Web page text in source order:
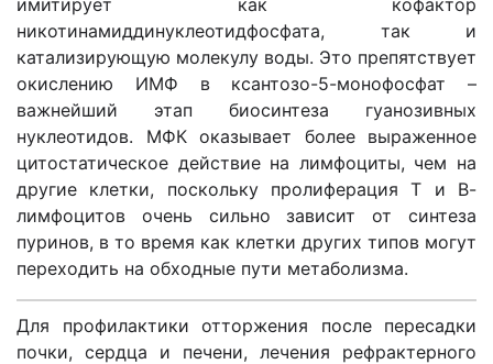
имитирует как кофактор
никотинамиддинуклеотидфосфата, так и
катализирующую молекулу воды. Это препятствует
окислению ИМФ в ксантозо-5-монофосфат –
важнейший этап биосинтеза гуанозивных
нуклеотидов. МФК оказывает более выраженное
цитостатическое действие на лимфоциты, чем на
другие клетки, поскольку пролиферация Т и В-
лимфоцитов очень сильно зависит от синтеза
пуринов, в то время как клетки других типов могут
переходить на обходные пути метаболизма.
Для профилактики отторжения после пересадки
почки, сердца и печени, лечения рефрактерного